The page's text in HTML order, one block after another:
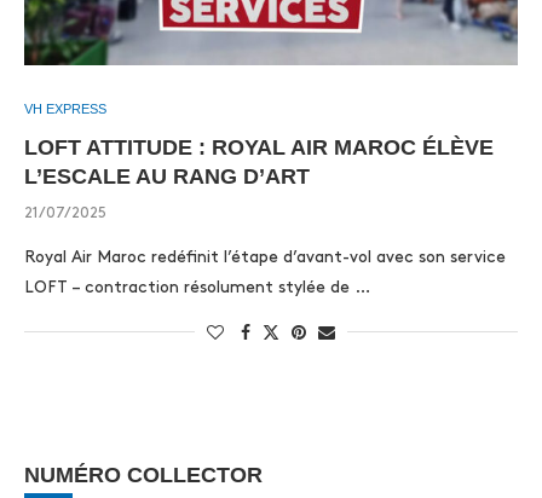
VH EXPRESS
LOFT ATTITUDE : ROYAL AIR MAROC ÉLÈVE
L’ESCALE AU RANG D’ART
21/07/2025
Royal Air Maroc redéfinit l’étape d’avant-vol avec son service
LOFT – contraction résolument stylée de …
NUMÉRO COLLECTOR